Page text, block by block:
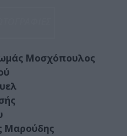
Μοσχόπουλος
Μαρούδης